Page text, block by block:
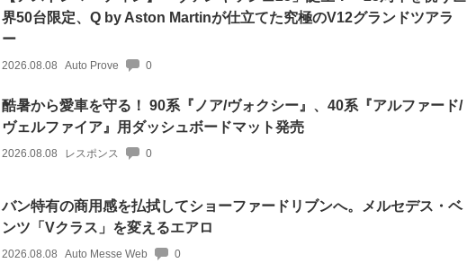
界50台限定、Q by Aston Martinが仕立てた究極のV12グランドツアラ
ー
2026.08.08 Auto Prove 0
酷暑から愛車を守る！ 90系『ノア/ヴォクシー』、40系『アルファード/
ヴェルファイア』用ダッシュボードマット発売
2026.08.08 レスポンス 0
バン特有の商用感を払拭してショーファードリブンへ。メルセデス・ベ
ンツ「Vクラス」を変えるエアロ
2026.08.08 Auto Messe Web 0